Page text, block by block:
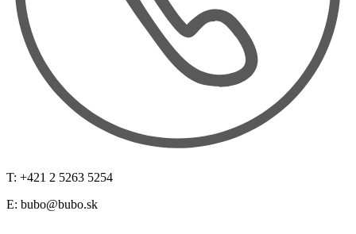
T: +421 2 5263 5254
E: bubo@bubo.sk